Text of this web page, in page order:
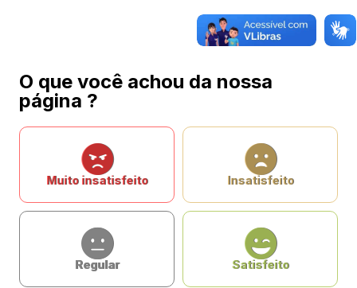
O que você achou da nossa
página ?
Muito insatisfeito Insatisfeito
Regular Satisfeito